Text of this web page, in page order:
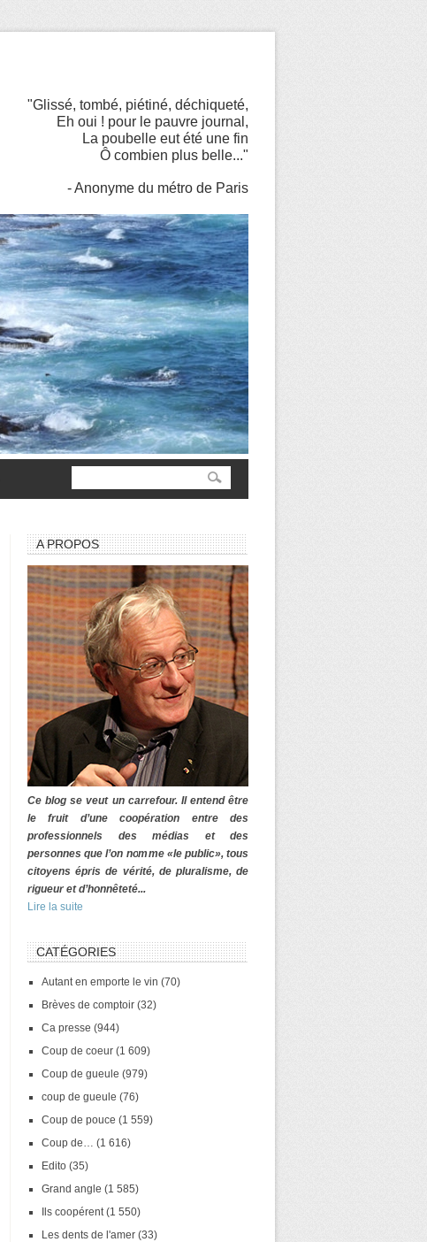
"Glissé, tombé, piétiné, déchiqueté,
Eh oui ! pour le pauvre journal,
La poubelle eut été une fin
Ô combien plus belle..."
- Anonyme du métro de Paris
A PROPOS
Ce blog se veut un carrefour. Il entend être
le fruit d’une coopération entre des
professionnels des médias et des
personnes que l’on nomme «le public», tous
citoyens épris de vérité, de pluralisme, de
rigueur et d’honnêteté...
Lire la suite
CATÉGORIES
Autant en emporte le vin (70)
Brèves de comptoir (32)
Ca presse (944)
Coup de coeur (1 609)
Coup de gueule (979)
coup de gueule (76)
Coup de pouce (1 559)
Coup de… (1 616)
Edito (35)
Grand angle (1 585)
Ils coopérent(1 550)
Les dents de l'amer (33)